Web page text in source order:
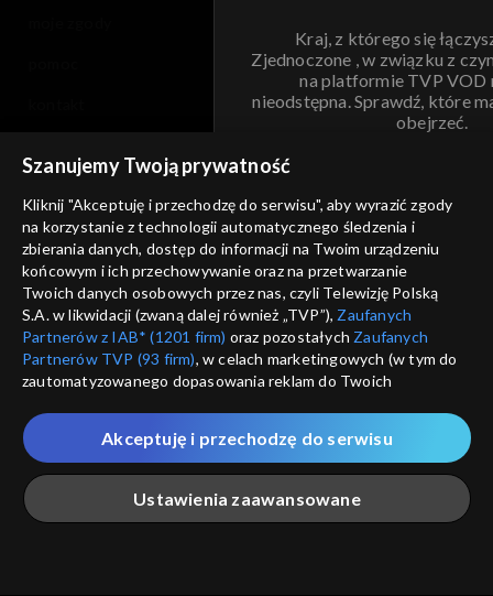
Kraj, z którego się
Zjednoczone , w związku z
na platformie TVP VOD
nieodstępna. Sprawdź, które
obejrzeć.
ANULUJ
informacje o dostawcy usług
Szanujemy Twoją prywatność
Kliknij "Akceptuję i przechodzę do serwisu", aby wyrazić zgody
na korzystanie z technologii automatycznego śledzenia i
zbierania danych, dostęp do informacji na Twoim urządzeniu
końcowym i ich przechowywanie oraz na przetwarzanie
Twoich danych osobowych przez nas, czyli Telewizję Polską
S.A. w likwidacji (zwaną dalej również „TVP”), Zaufanych
Partnerów z IAB* (1201 firm) oraz pozostałych Zaufanych
Partnerów TVP (93 firm), w celach marketingowych (w tym do
zautomatyzowanego dopasowania reklam do Twoich
które wskazujemy poniżej, a także zgody na udostępnianie
przez nas identyfikatora PPID do Google.
Twoje dane osobowe zbierane podczas odwiedzania przez
Ciebie naszych
poszczególnych serwisówzwanych dalej
„Portalem”, w tym informacje zapisywane za pomocą
Ustawienia zaawansowane
Akceptuję i przechodzę do serwisu